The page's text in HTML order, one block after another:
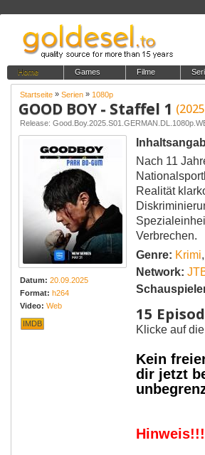
Home Games Filme
Startseite » Serien » 1080p
GOOD BOY - Staffel 1
Release:
Datum: 20.09.2025
Format: h264
Video: Web
IMDB
Nach 11
Realität
Verbrechen.
Genre: Krimi,
Network:
15
Klicke auf
Kein
dir jetzt
Hinweis!!!